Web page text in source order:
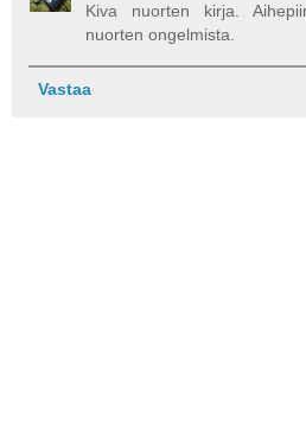
Kiva nuorten kirja.
nuorten ongelmista.
Vastaa